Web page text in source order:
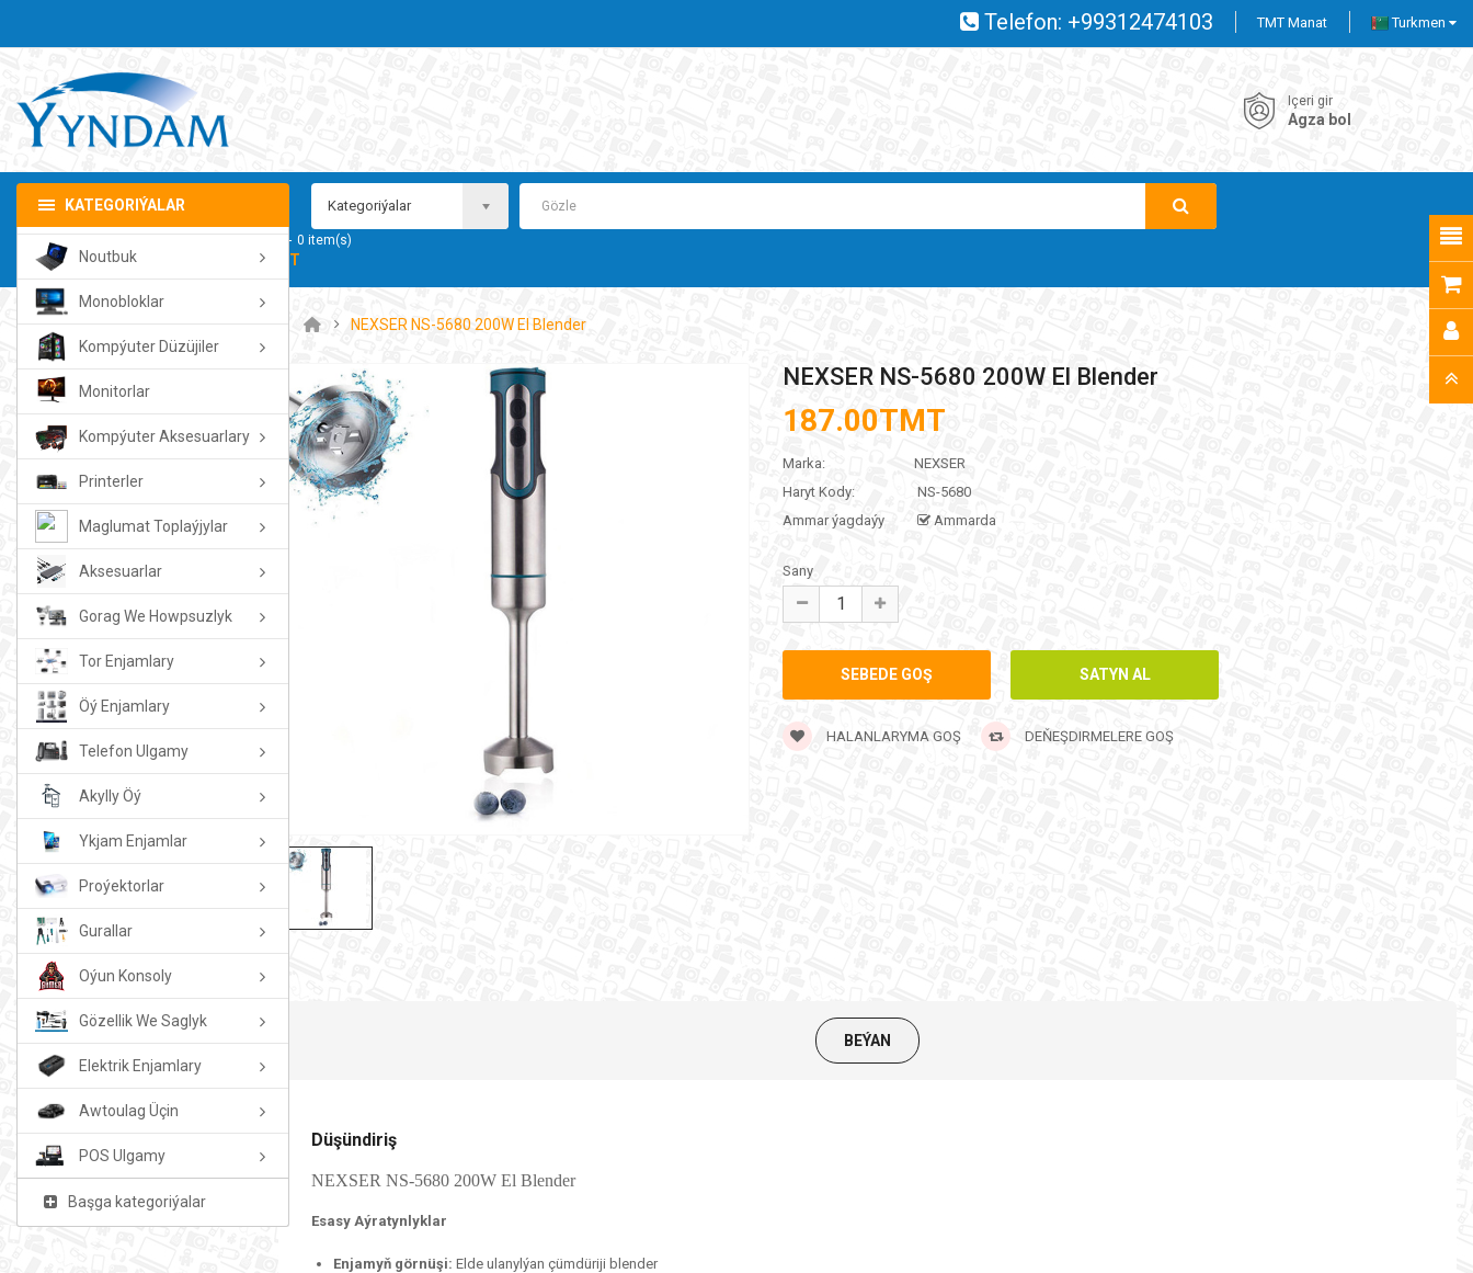
TMT Manat Turkmen
Telefon: +99312474103
Içeri gir
Agza bol
KATEGORIÝALAR
Noutbuk
Monobloklar
Kompýuter Düzüjiler
Monitorlar
Kompýuter Aksesuarlary
Printerler
Maglumat Toplaýjylar
Aksesuarlar
Gorag We Howpsuzlyk
Tor Enjamlary
Öý Enjamlary
Telefon Ulgamy
Akylly Öý
Ykjam Enjamlar
Proýektorlar
Gurallar
Oýun Konsoly
Gözellik We Saglyk
Elektrik Enjamlary
Awtoulag Üçin
POS Ulgamy
Başga kategoriýalar
Kategoriýalar
0 item(s)
- 0.00TMT
NEXSER NS-5680 200W El Blender
NEXSER NS-5680 200W El Blender
187.00TMT
Marka:
NEXSER
Haryt Kody:
NS-5680
Ammar ýagdaýy
Ammarda
Sany
HALANLARYMA GOŞ DEŇEŞDIRMELERE GOŞ
BEÝAN
Düşündiriş
NEXSER NS-5680 200W El Blender
Esasy Aýratynlyklar
Enjamyň görnüşi: Elde ulanylýan çümdüriji blender